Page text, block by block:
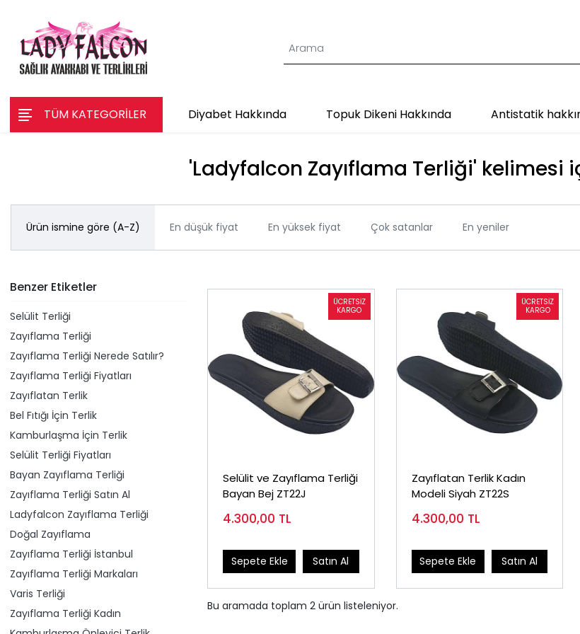
TÜM KATEGORİLER Diyabet Hakkında Topuk Dikeni Hakkında Antistatik
'Ladyfalcon Zayıflama Terliği' kelimesi
Ürün ismine göre (A-Z) En düşük fiyat En yüksek fiyat Çok satanlar En yeniler
Benzer Etiketler
Selülit Terliği
Zayıflama Terliği
Zayıflama Terliği Nerede Satılır?
Zayıflama Terliği Fiyatları
Zayıflatan Terlik
Bel Fıtığı İçin Terlik
Kamburlaşma İçin Terlik
Selülit Terliği Fiyatları
Bayan Zayıflama Terliği
Zayıflama Terliği Satın Al
Ladyfalcon Zayıflama Terliği
Doğal Zayıflama
Zayıflama Terliği İstanbul
Zayıflama Terliği Markaları
Varis Terliği
Zayıflama Terliği Kadın
Selülit ve Zayıflama Terliği
Bayan Bej ZT22J
4.300,00 TL
Sepete Ekle Satın Al
Zayıflatan Terlik Kadın
Modeli Siyah ZT22S
4.300,00 TL
Sepete Ekle Satın Al
Bu aramada toplam 2 ürün listeleniyor.